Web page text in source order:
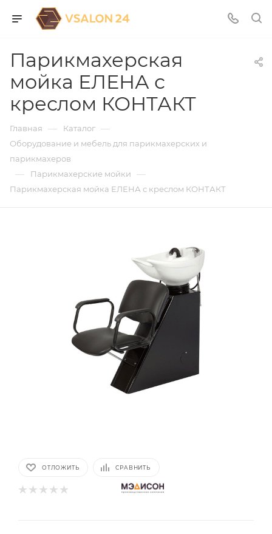
Парикмахерская
мойка ЕЛЕНА с
креслом КОНТАКТ
Главная — Каталог —
Оборудование и мебель для парикмахерских и
парикмахеров
— Парикмахерские мойки —
Парикмахерская мойка ЕЛЕНА с креслом КОНТАКТ
ОТЛОЖИТЬ СРАВНИТЬ